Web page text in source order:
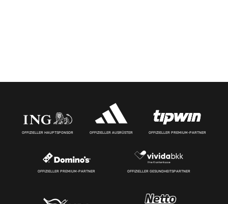
OFFIZIELLER HAUPTSPONSOR OFFIZIELLER AUSRÜSTER OFFIZIELLER PREMIUM-PARTNER
OFFIZIELLER PREMIUM-PARTNER OFFIZIELLER GESUNDHEITSPARTNER